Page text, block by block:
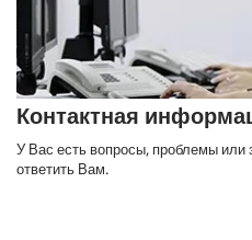
Контактная
У Вас есть вопросы, проблемы или
ответить Вам.